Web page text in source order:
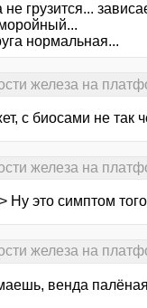
грузится...
нормальная...
железа на
с биосами не так
железа на
это симптом
железа на
венда